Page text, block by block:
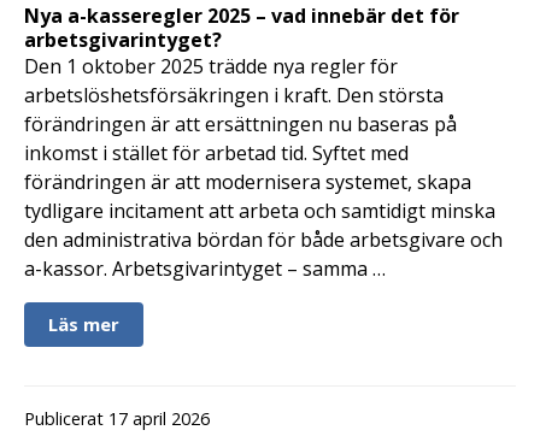
Nya a-kasseregler 2025 – vad innebär det för
arbetsgivarintyget?
Den 1 oktober 2025 trädde nya regler för
arbetslöshetsförsäkringen i kraft. Den största
förändringen är att ersättningen nu baseras på
inkomst i stället för arbetad tid. Syftet med
förändringen är att modernisera systemet, skapa
tydligare incitament att arbeta och samtidigt minska
den administrativa bördan för både arbetsgivare och
a-kassor. Arbetsgivarintyget – samma …
Läs mer
Publicerat 17 april 2026